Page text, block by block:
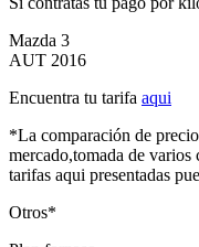
Mazda 3
AUT 2016
Encuentra tu tarifa aqui
*La comparación de
mercado,tomada de
tarifas aqui presentadas
Otros*